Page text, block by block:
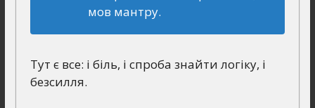
мов мантру.
Тут є все: і біль, і спроба знайти логіку, і
безсилля.